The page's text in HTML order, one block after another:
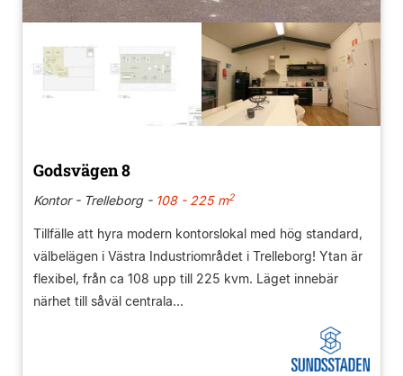
Godsvägen 8
Kontor - Trelleborg -108 - 225 m2
Tillfälle att hyra modern kontorslokal med hög standard,
välbelägen i Västra Industriområdet i Trelleborg! Ytan är
flexibel, från ca 108 upp till 225 kvm. Läget innebär
närhet till såväl centrala...